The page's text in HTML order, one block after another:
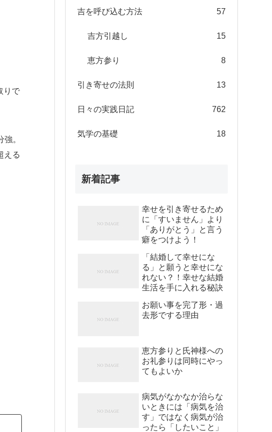
りで
。
える
吉を呼び込む方法 57
吉方引越し 15
恵方参り 8
引き寄せの法則 13
日々の実践日記 762
気学の基礎 18
新着記事
幸せを引き寄せるため
に「すいません」より
「ありがとう」と言う
癖をつけよう！
「結婚して幸せにな
る」と願うと幸せにな
れない？！幸せな結婚
生活を手に入れる秘訣
お願い事を完了形・過
去形でする理由
恵方参りと氏神様への
お礼参りは同時にやっ
てもよいか
病気がなかなか治らな
いときには「病気を治
す」ではなく病気が治
ったら「したいこと」